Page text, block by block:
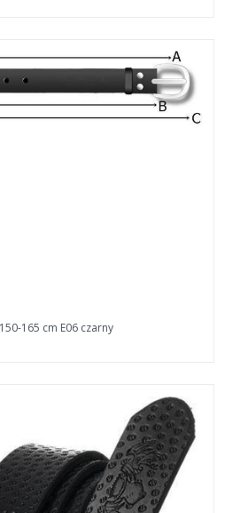
165 cm E06 czarny